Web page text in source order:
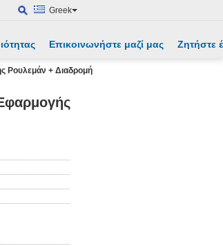
Greek
Επικοινωνήστε μαζί μας Ζητήστε
Ρουλεμάν + Διαδρομή